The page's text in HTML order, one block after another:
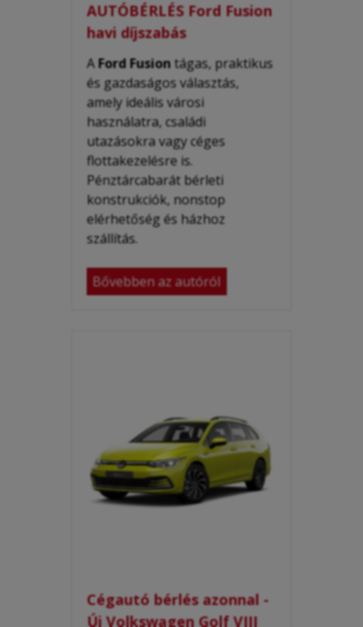
AUTÓBÉRLÉS Ford Fusion
havi díjszabás
AFord Fusiontágas, praktikus
és gazdaságos választás,
amely ideális városi
használatra, családi
utazásokra vagy céges
flottakezelésre is.
Pénztárcabarát bérleti
konstrukciók, nonstop
elérhetőség és házhoz
szállítás.
Bővebben az autóról
Cégautó bérlés azonnal -
Új Volkswagen Golf VIII